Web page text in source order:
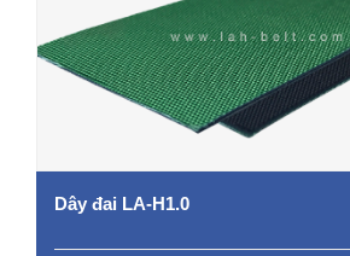
Dây đai LA-H1.0